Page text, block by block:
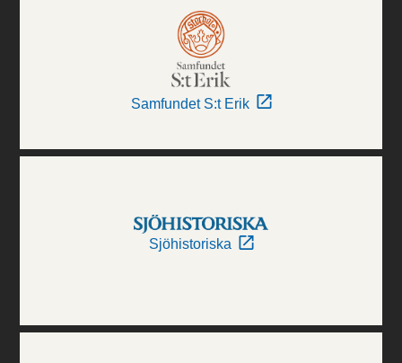
Samfundet S:t Erik
Sjöhistoriska